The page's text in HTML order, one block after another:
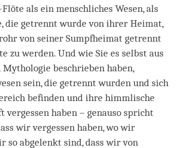
als ein menschliches Wesen, als
die getrennt wurde von ihrer Heimat,
von seiner Sumpfheimat getrennt
zu werden. Und wie Sie es selbst aus
beschrieben haben,
sein, die getrennt wurden und sich
befinden und ihre himmlische
haben – genauso spricht
wir vergessen haben, wo wir
so abgelenkt sind, dass wir von